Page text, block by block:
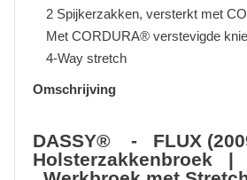
2 Spijkerzakken, versterkt met
Met CORDURA® verstevigde
4-Way stretch
Omschrijving
DASSY® - FLUX
Holsterzakkenbroek |